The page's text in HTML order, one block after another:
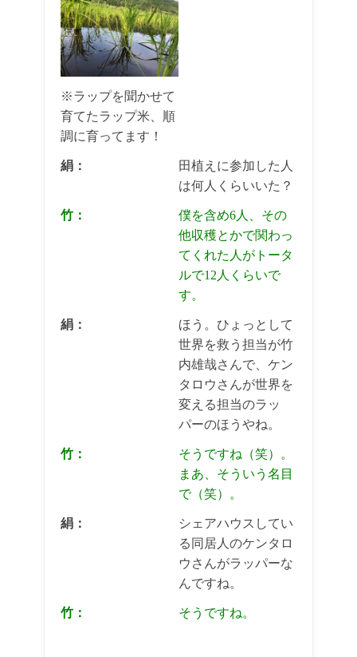
※ラップを聞かせて
育てたラップ米、順
調に育ってます！
絹：
田植えに参加した人
は何人くらいいた？
竹：
僕を含め6人、その
他収穫とかで関わっ
てくれた人がトータ
ルで12人くらいで
す。
絹：
ほう。ひょっとして
世界を救う担当が竹
内雄哉さんで、ケン
タロウさんが世界を
変える担当のラッ
パーのほうやね。
竹：
そうですね（笑）。
まあ、そういう名目
で（笑）。
絹：
シェアハウスしてい
る同居人のケンタロ
ウさんがラッパーな
んですね。
竹： そうですね。